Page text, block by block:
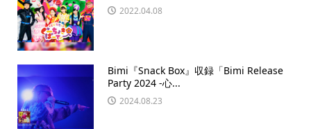
2022.04.08
Bimi『Snack Box』収録「Bimi Release
Party 2024 -心...
2024.08.23